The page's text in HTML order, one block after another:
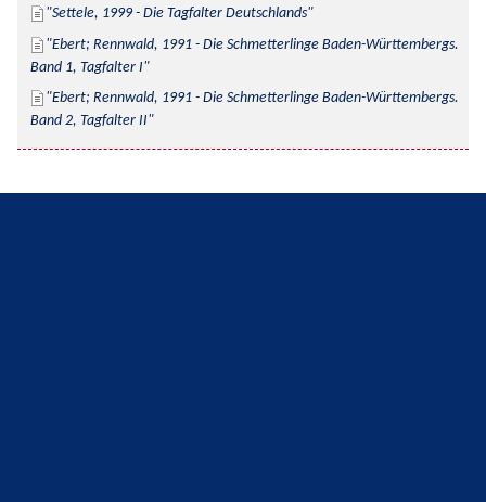
Settele, 1999 - Die Tagfalter Deutschlands
Ebert; Rennwald, 1991 - Die Schmetterlinge Baden-Württembergs.
Band 1, Tagfalter I
Ebert; Rennwald, 1991 - Die Schmetterlinge Baden-Württembergs.
Band 2, Tagfalter II